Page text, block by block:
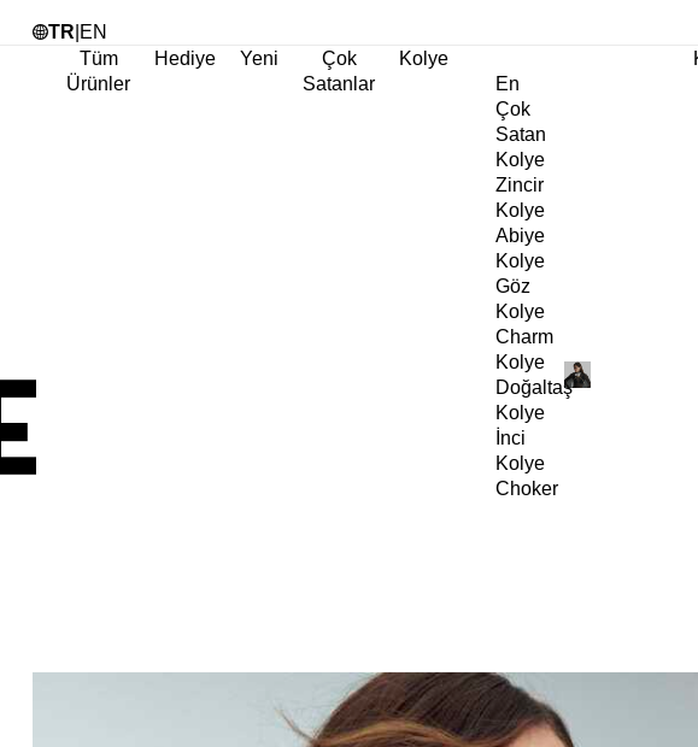
TR EN
Tüm
Ürünler
Hediye Yeni
Çok
Satanlar
Kolye
En
Çok
Satan
Kolye
Zincir
Kolye
Abiye
Kolye
Göz
Kolye
Charm
Kolye
Doğaltaş
Kolye
İnci
Kolye
Choker